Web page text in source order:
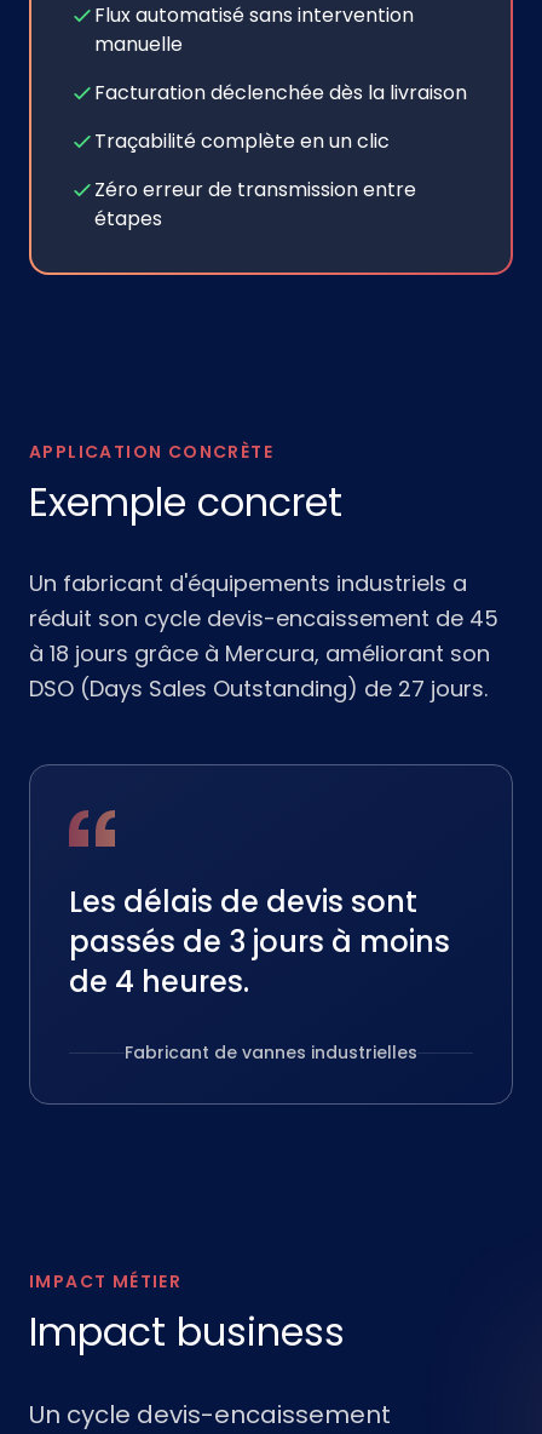
Flux automatisé sans intervention
manuelle
Facturation déclenchée dès la livraison
Traçabilité complète en un clic
Zéro erreur de transmission entre
étapes
APPLICATION CONCRÈTE
Exemple concret
Un fabricant d'équipements industriels a
réduit son cycle devis-encaissement de 45
à 18 jours grâce à Mercura, améliorant son
DSO (Days Sales Outstanding) de 27 jours.
Les délais de devis sont
passés de 3 jours à moins
de 4 heures.
Fabricant de vannes industrielles
IMPACT MÉTIER
Impact business
Un cycle devis-encaissement